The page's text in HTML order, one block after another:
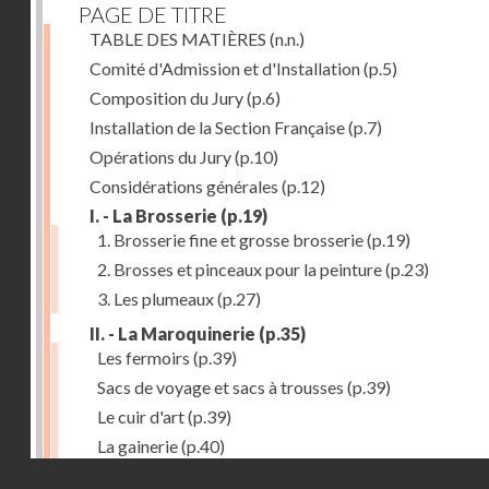
PAGE DE TITRE
TABLE DES MATIÈRES (n.n.)
Comité d'Admission et d'Installation(p.5)
Composition du Jury(p.6)
Installation de la Section Française(p.7)
Opérations du Jury(p.10)
Considérations générales (p.12)
I. - La Brosserie (p.19)
1. Brosserie fine et grosse brosserie(p.19)
2. Brosses et pinceaux pour la peinture(p.23)
3. Les plumeaux(p.27)
II. - La Maroquinerie (p.35)
Les fermoirs (p.39)
Sacs de voyage et sacs à trousses (p.39)
Le cuir d'art(p.39)
La gainerie(p.40)